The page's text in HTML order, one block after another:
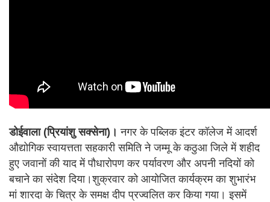
डोईवाला (प्रियांशु सक्सेना)। नगर के पब्लिक इंटर कॉलेज में आदर्श
औद्योगिक स्वायत्तता सहकारी समिति ने जम्मू के कठुआ जिले में शहीद
हुए जवानों की याद में पौधारोपण कर पर्यावरण और अपनी नदियों को
बचाने का संदेश दिया।शुक्रवार को आयोजित कार्यक्रम का शुभारंभ
मां शारदा के चित्र के समक्ष दीप प्रज्वलित कर किया गया। इसमें